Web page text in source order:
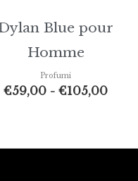
Blue pour
Homme
Profumi
€59,00 - €105,00